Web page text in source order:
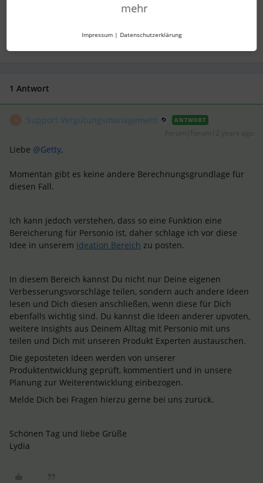
1 Antwort
Support Vergütungsmanagement ANTWORT
Liebe @Getty,
Momentan gibt es keine andere Berechnungsgrundlage für
diesen Fall.
Ich kann jedoch verstehen, dass so eine Funktion eine
Bereicherung für Personio ist, daher schlage ich vor diese
Idee in unserem Ideation Bereich zu posten.
In diesem Bereich kannst Du nicht nur Deine eigenen
Verbesserungsvorschläge teilen, sondern auch andere Ideen
lesen und Dich diesen anschließen, wenn diese für Dich
ebenfalls wichtig sind. Du kannst die Ideen anderer upvoten,
weitere Insights aus Deinem Alltag mit Personio mit uns
teilen und Dich mit unseren Produkt Experten austauschen.
Die geposteten Ideen werden von unserer
Produktentwicklung geprüft, kommentiert und in unsere
Planung zur Weiterentwicklung einbezogen.
Melde Dich bei Fragen hierzu gerne bei uns zurück.
Schönen Tag und liebe Grüße
Lydia
mehr
Impressum | Datenschutzerklärung